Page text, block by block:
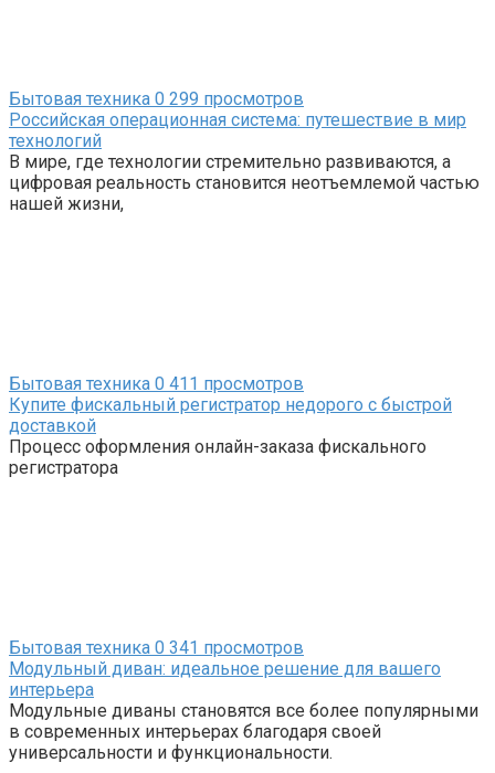
Бытовая техника 0 299 просмотров
Российская операционная система: путешествие в мир
технологий
В мире, где технологии стремительно развиваются, а
цифровая реальность становится неотъемлемой частью
нашей жизни,
Бытовая техника 0 411 просмотров
Купите фискальный регистратор недорого с быстрой
доставкой
Процесс оформления онлайн-заказа фискального
регистратора
Бытовая техника 0 341 просмотров
Модульный диван: идеальное решение для вашего
интерьера
Модульные диваны становятся все более популярными
в современных интерьерах благодаря своей
универсальности и функциональности.